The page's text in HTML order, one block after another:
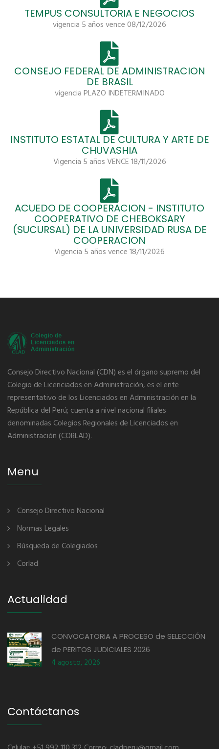
TEMPUS CONSULTORIA E NEGOCIOS
vigencia 5 años vence 08/12/2026
CONSEJO FEDERAL DE ADMINISTRACION
DE BRASIL
vigencia PLAZO INDETERMINADO
INSTITUTO ESTATAL DE CULTURA Y ARTE DE
CHUVASHIA
Vigencia 5 años VENCE 18/11/2026
ACUEDO DE COOPERACION - INSTITUTO
COOPERATIVO DE CHEBOKSARY
(SUCURSAL) DE LA UNIVERSIDAD RUSA DE
COOPERACION
Vigencia 5 años vence 18/11/2026
Consejo Directivo Nacional (CDN) es el órgano supremo del
Colegio de Licenciados en Administración, es el ente
representativo de los Licenciados en Administración en la
República del Perú; cuenta a nivel nacional filiales
denominadas Colegios Regionales de Licenciados en
Administración (CORLAD).
Menu
Consejo Directivo Nacional
Normas Legales
Búsqueda de Colegiados
Corlad
Actualidad
CONVOCATORIA A PROCESO de SELECCIÓN
de PERITOS JUDICIALES 2026
4 agosto, 2026
Contáctanos